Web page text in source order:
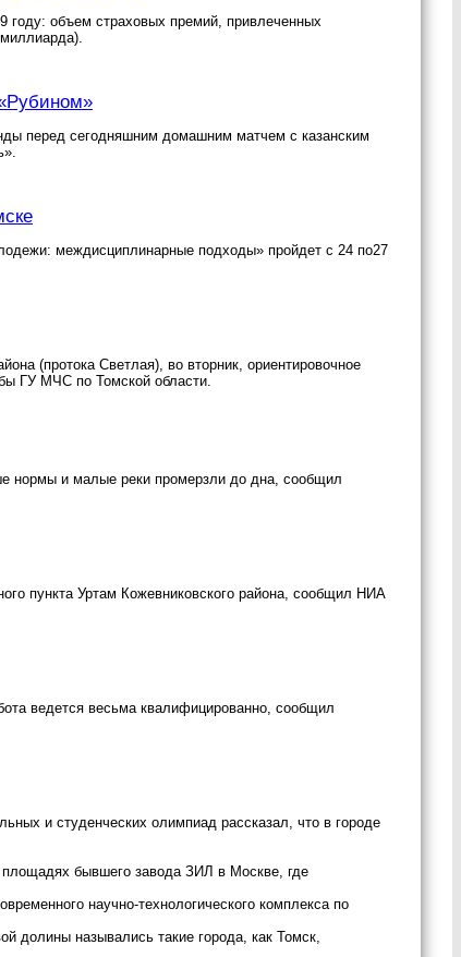
году: объем страховых премий, привлеченных
перед сегодняшним домашним матчем с казанским
междисциплинарные подходы» пройдет с 24 по27
(протока Светлая), во вторник, ориентировочное
ГУ МЧС по Томской области.
нормы и малые реки промерзли до дна, сообщил
пункта Уртам Кожевниковского района, сообщил НИА
ведется весьма квалифицированно, сообщил
и студенческих олимпиад рассказал, что в городе
площадях бывшего завода ЗИЛ в Москве, где
научно-технологического комплекса по
долины назывались такие города, как Томск,